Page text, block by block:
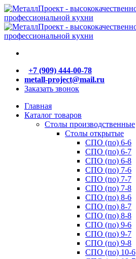
+7 (909) 444-00-78
metall-project@mail.ru
Заказать звонок
Главная
Каталог товаров
Столы производственные
Столы открытые
СПО (по) 6-6
СПО (по) 6-7
СПО (по) 6-8
СПО (по) 7-6
СПО (по) 7-7
СПО (по) 7-8
СПО (по) 8-6
СПО (по) 8-7
СПО (по) 8-8
СПО (по) 9-6
СПО (по) 9-7
СПО (по) 9-8
СПО (по) 10-6